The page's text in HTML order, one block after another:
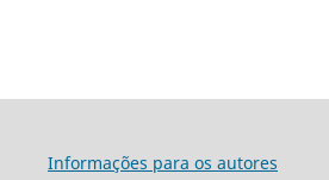
Informações para os autores